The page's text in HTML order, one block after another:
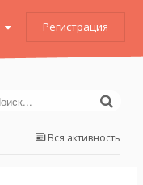
Регистрация
Вся активность